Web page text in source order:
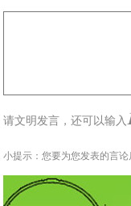
请文明发言，还可以输入
小提示：您要为您发表的言